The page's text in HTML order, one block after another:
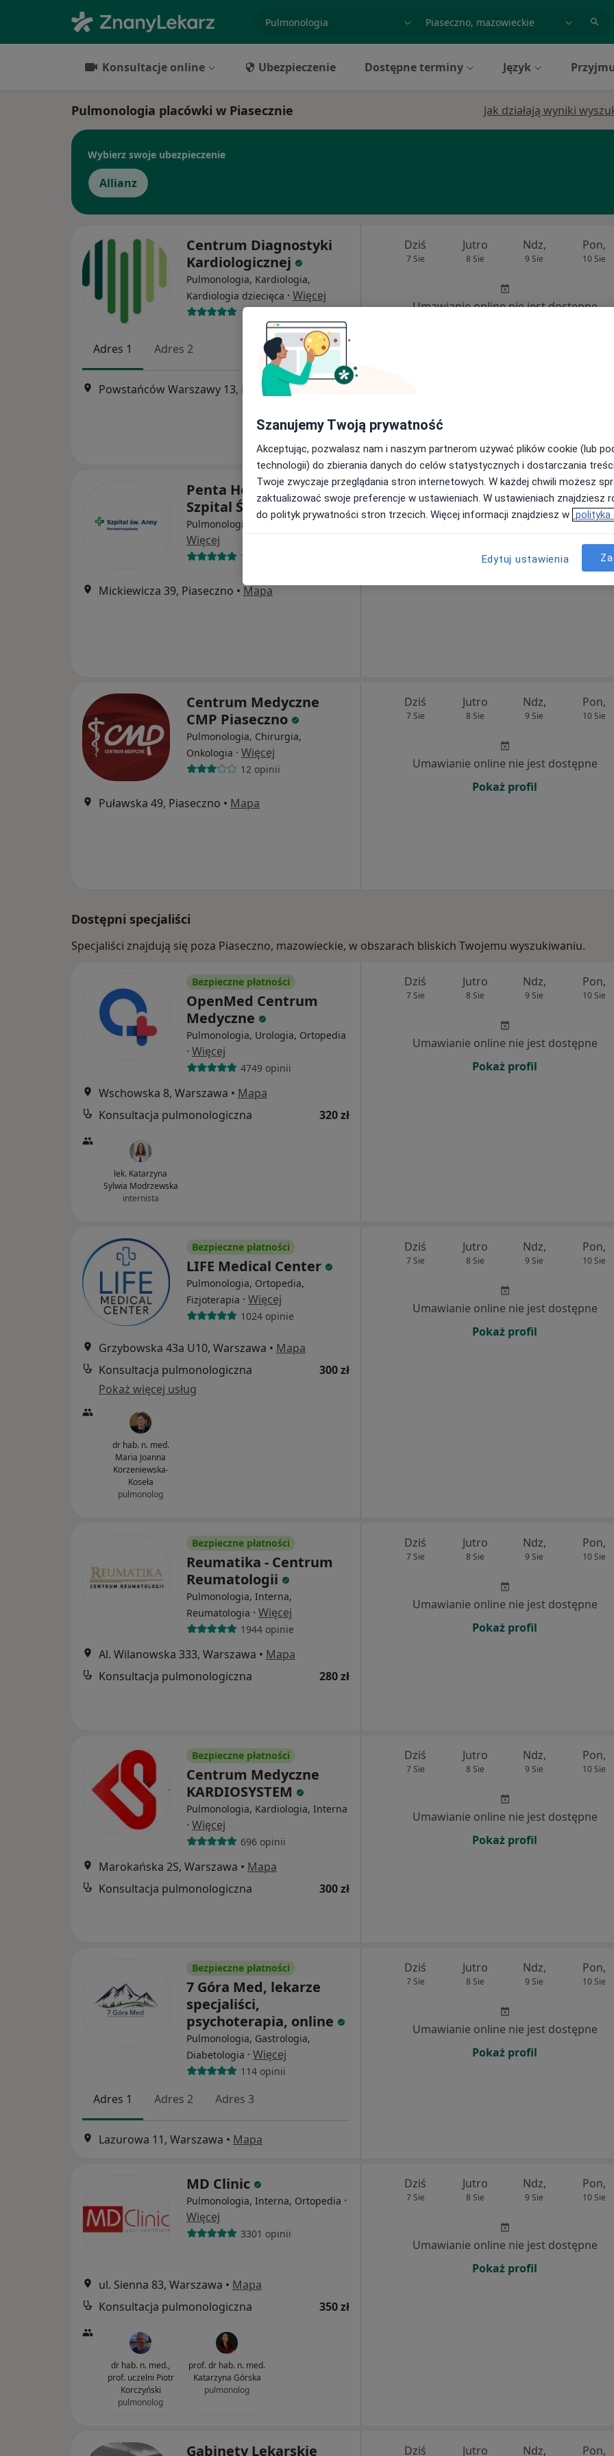
Konsultacje online Ubezpieczenie Dostępne terminy Język
Pulmonologia placówki w Piasecznie Jak działają wyniki
Wybierz swoje ubezpieczenie
Allianz
Centrum Diagnostyki
Kardiologicznej
Pulmonologia, Kardiologia,
Kardiologia dziecięca · Więcej
113 opinii
Adres 1 Adres 2
Powstańców Warszawy 13, Piaseczno•Mapa
Dziś
7 Sie
Jutro
8 Sie
Ndz,
9 Sie
Pon,
10 Sie
Umawianie online nie jest dostępne
Penta Hospitals -
Szpital Św. Anny
Pulmonologia, Interna, Pediatria
Więcej
135 opinii
Mickiewicza 39, Piaseczno • Mapa
Dziś
7 Sie
Jutro
8 Sie
Ndz,
9 Sie
Pon,
10 Sie
Centrum Medyczne
CMP Piaseczno
Pulmonologia, Chirurgia,
Onkologia · Więcej
12 opinii
Puławska 49, Piaseczno • Mapa
Dziś
7 Sie
Jutro
8 Sie
Ndz,
9 Sie
Pon,
10 Sie
Umawianie online nie jest dostępne
Pokaż profil
Dostępni specjaliści
Specjaliści znajdują się poza Piaseczno, mazowieckie, w obszarach bliskich Twojemu wyszukiwaniu.
Bezpieczne płatności
OpenMed Centrum
Medyczne
Pulmonologia, Urologia, Ortopedia
· Więcej
4749 opinii
Wschowska 8, Warszawa • Mapa
Konsultacja pulmonologiczna
320 zł
lek. Katarzyna
Sylwia Modrzewska
internista
Dziś
7 Sie
Jutro
8 Sie
Ndz,
9 Sie
Pon,
10 Sie
Umawianie online nie jest dostępne
Pokaż profil
Bezpieczne płatności
LIFE Medical Center
Pulmonologia, Ortopedia,
Fizjoterapia · Więcej
1024 opinie
Grzybowska 43a U10, Warszawa • Mapa
Konsultacja pulmonologiczna
300 zł
Pokaż więcej usług
dr hab. n. med.
Maria Joanna
Korzeniewska-
Koseła
pulmonolog
Dziś
7 Sie
Jutro
8 Sie
Ndz,
9 Sie
Pon,
10 Sie
Umawianie online nie jest dostępne
Pokaż profil
Bezpieczne płatności
Reumatika - Centrum
Reumatologii
Pulmonologia, Interna,
Reumatologia · Więcej
1944 opinie
Al. Wilanowska 333, Warszawa • Mapa
Konsultacja pulmonologiczna
280 zł
Dziś
7 Sie
Jutro
8 Sie
Ndz,
9 Sie
Pon,
10 Sie
Umawianie online nie jest dostępne
Pokaż profil
Bezpieczne płatności
Centrum Medyczne
KARDIOSYSTEM
Pulmonologia, Kardiologia, Interna
· Więcej
696 opinii
Marokańska 2S, Warszawa • Mapa
Konsultacja pulmonologiczna
300 zł
Dziś
7 Sie
Jutro
8 Sie
Ndz,
9 Sie
Pon,
10 Sie
Umawianie online nie jest dostępne
Pokaż profil
Bezpieczne płatności
7 Góra Med, lekarze
specjaliści,
psychoterapia, online
Pulmonologia, Gastrologia,
Diabetologia · Więcej
114 opinii
Adres 1 Adres 2 Adres 3
Lazurowa 11, Warszawa • Mapa
Dziś
7 Sie
Jutro
8 Sie
Ndz,
9 Sie
Pon,
10 Sie
Umawianie online nie jest dostępne
Pokaż profil
MD Clinic
Pulmonologia, Interna, Ortopedia ·
Więcej
3301 opinii
ul. Sienna 83, Warszawa • Mapa
Konsultacja pulmonologiczna
350 zł
dr hab. n. med.,
prof. uczelni Piotr
Korczyński
pulmonolog
prof. dr hab. n. med.
Katarzyna Górska
pulmonolog
Dziś
7 Sie
Jutro
8 Sie
Ndz,
9 Sie
Pon,
10 Sie
Umawianie online nie jest dostępne
Pokaż profil
Gabinety Lekarskie Dziś Jutro Ndz, Pon,
Szanujemy Twoją prywatność
Akceptując, pozwalasz nam i naszym partnerom używać plików cookie (lub
technologii) do zbierania danych do celów statystycznych i dostarczania
Twoje zwyczaje przeglądania stron internetowych. W każdej chwili możesz
zaktualizować swoje preferencje w ustawieniach. W ustawieniach znajdziesz
do polityk prywatności stron trzecich. Więcej informacji znajdziesz w polityka
Edytuj ustawienia